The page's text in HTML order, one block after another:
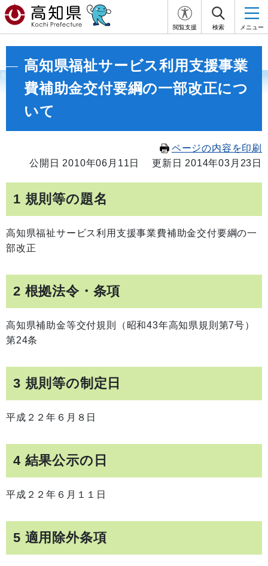
閲覧支援 検索 メニュー
高知県福祉サービス利用支援事業
費補助金交付要綱の一部改正につ
いて
ページの内容を印刷
公開日 2010年06月11日
更新日 2014年03月23日
1 規則等の題名
高知県福祉サービス利用支援事業費補助金交付要綱の一
部改正
2 根拠法令・条項
高知県補助金等交付規則（昭和43年高知県規則第7号）
第24条
3 規則等の制定日
平成２２年６月８日
4 結果公示の日
平成２２年６月１１日
5 適用除外条項